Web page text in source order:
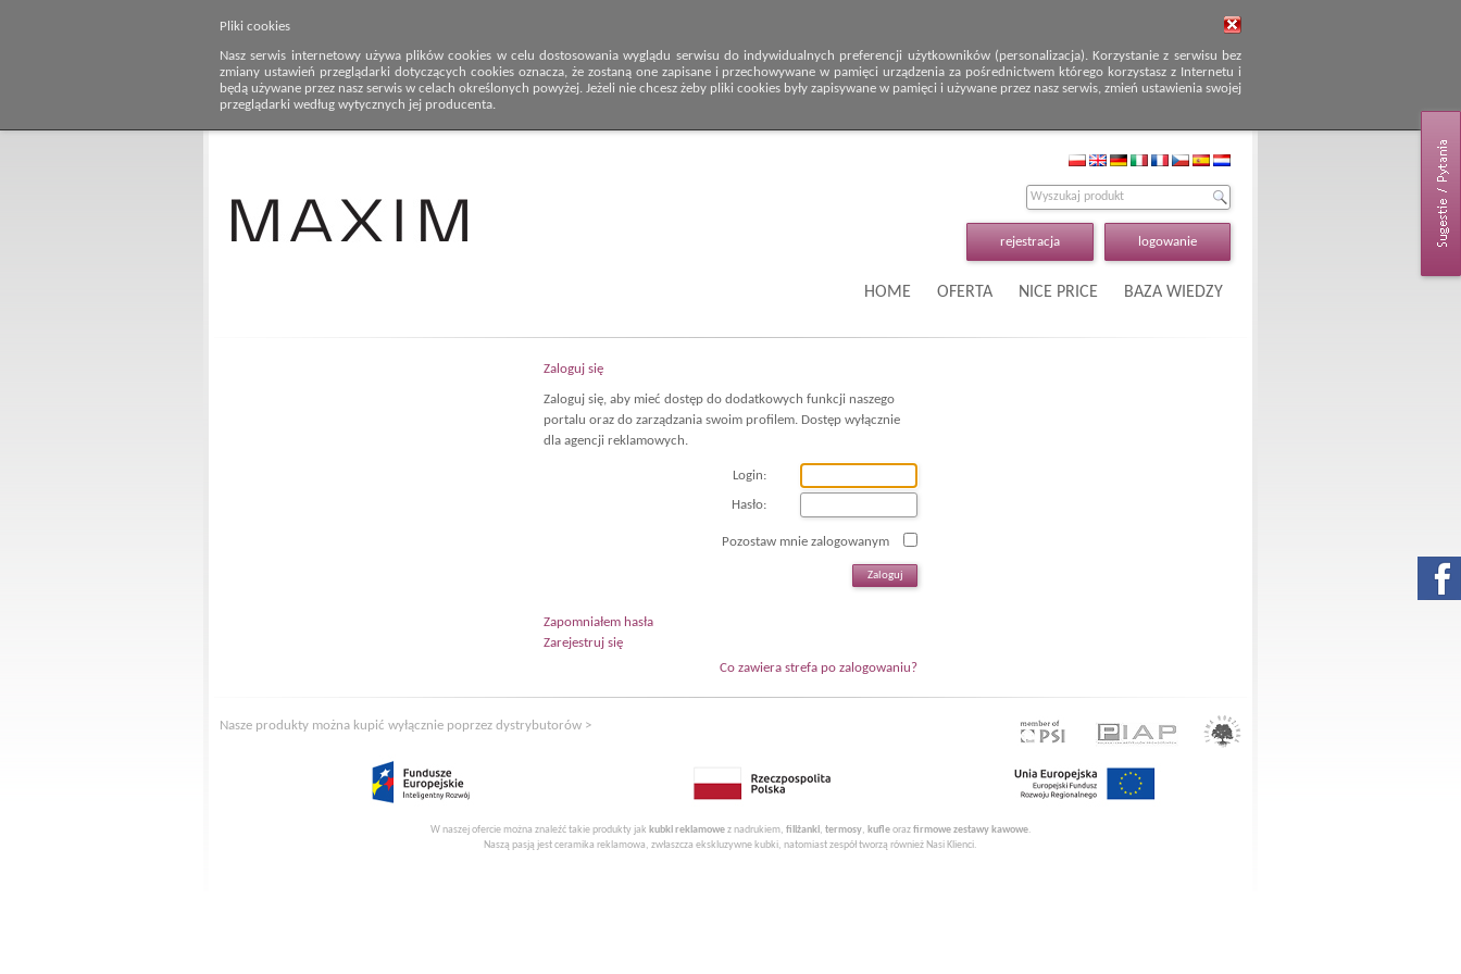
Pliki cookies
Nasz serwis internetowy używa plików cookies w celu dostosowania wyglądu serwisu do indywidualnych preferencji użytkowników (personalizacja). Korzystanie z serwisu bez
zmiany ustawień przeglądarki dotyczących cookies oznacza, że zostaną one zapisane i przechowywane w pamięci urządzenia za pośrednictwem którego korzystasz z Internetu i
będą używane przez nasz serwis w celach określonych powyżej. Jeżeli nie chcesz żeby pliki cookies były zapisywane w pamięci i używane przez nasz serwis, zmień ustawienia swojej
przeglądarki według wytycznych jej producenta.
logowanie
rejestracja
HOME OFERTA NICE PRICE BAZA WIEDZY
Zaloguj się
Zaloguj się, aby mieć dostęp do dodatkowych funkcji naszego
portalu oraz do zarządzania swoim profilem. Dostęp wyłącznie
dla agencji reklamowych.
Login:
Hasło:
Pozostaw mnie zalogowanym
Zapomniałem hasła
Zarejestruj się
Co zawiera strefa po zalogowaniu?
Nasze produkty można kupić wyłącznie poprzez dystrybutorów >
W naszej ofercie można znaleźć takie produkty jak kubki reklamowez nadrukiem, filiżanki , termosy, kufleorazfirmowe zestawy kawowe.
Naszą pasją jest ceramika reklamowa, zwłaszcza ekskluzywne kubki, natomiast zespół tworzą również Nasi Klienci.